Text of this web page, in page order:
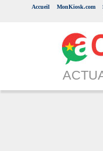
Accueil MonKiosk.com